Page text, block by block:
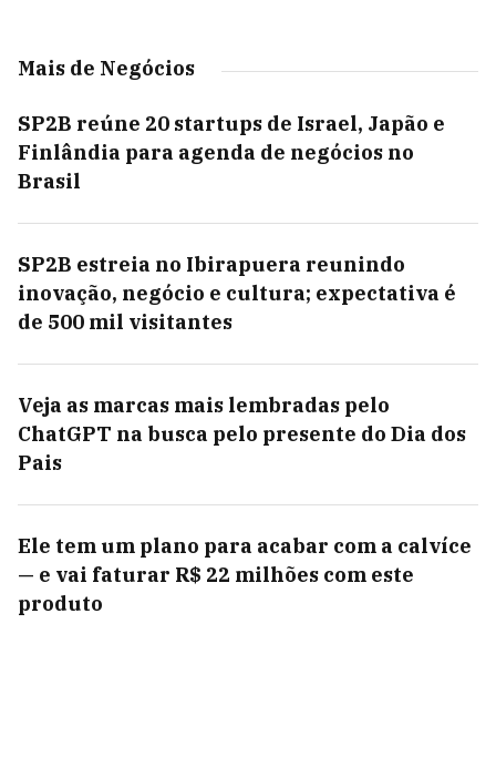
Mais de Negócios
SP2B reúne 20 startups de Israel, Japão e
Finlândia para agenda de negócios no
Brasil
SP2B estreia no Ibirapuera reunindo
inovação, negócio e cultura; expectativa é
de 500 mil visitantes
Veja as marcas mais lembradas pelo
ChatGPT na busca pelo presente do Dia dos
Pais
Ele tem um plano para acabar com a calvíce
— e vai faturar R$ 22 milhões com este
produto